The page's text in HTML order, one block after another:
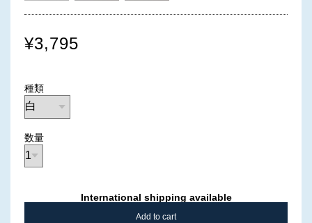
¥3,795
種類
数量
International shipping available
Add to cart